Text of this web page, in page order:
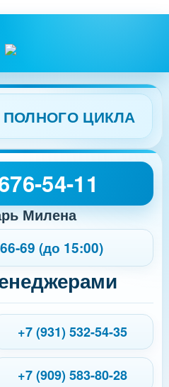
ЦИКЛА
54-11
Милена
69 (до 15:00)
+7 (931) 532-54-35
+7 (909) 583-80-28